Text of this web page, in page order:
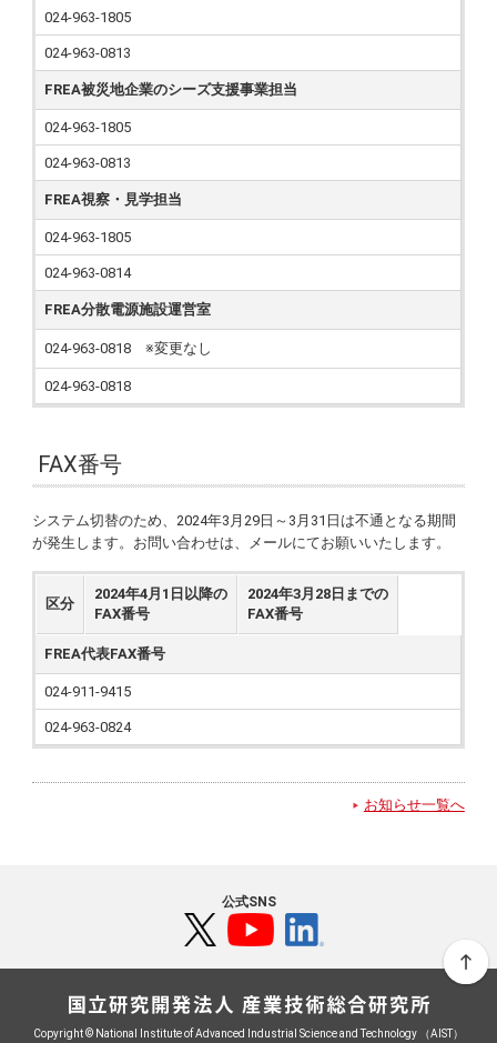
024-963-1805
024-963-0813
FREA被災地企業のシーズ支援事業担当
024-963-1805
024-963-0813
FREA視察・見学担当
024-963-1805
024-963-0814
FREA分散電源施設運営室
024-963-0818 ※変更なし
024-963-0818
FAX番号
システム切替のため、2024年3月29日～3月31日は不通となる期間
が発生します。お問い合わせは、メールにてお願いいたします。
区分
2024年4月1日以降の
FAX番号
2024年3月28日までの
FAX番号
FREA代表FAX番号
024-911-9415
024-963-0824
お知らせ一覧へ
公式SNS
Copyright © National Institute of Advanced Industrial Science and Technology （AIST）